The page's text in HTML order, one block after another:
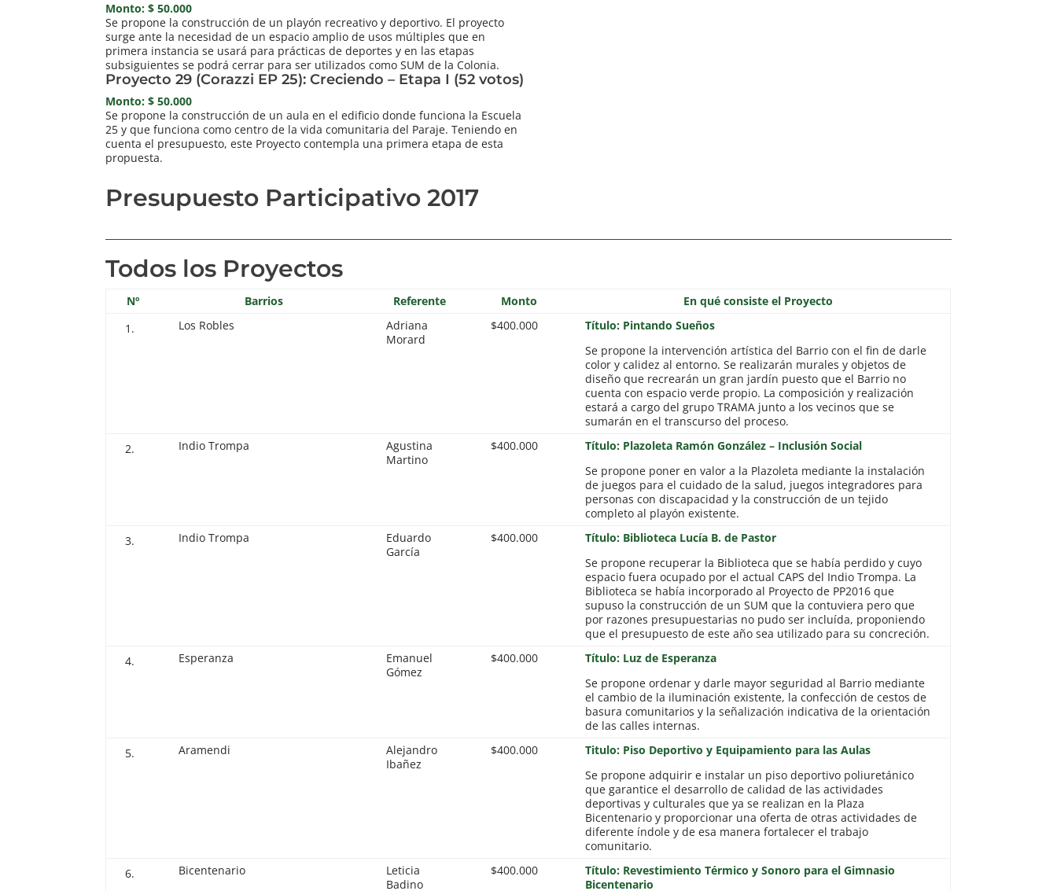
Monto: $ 50.000
Se propone la construcción de un playón recreativo y deportivo. El proyecto
surge ante la necesidad de un espacio amplio de usos múltiples que en
primera instancia se usará para prácticas de deportes y en las etapas
subsiguientes se podrá cerrar para ser utilizados como SUM de la Colonia.
Proyecto 29 (Corazzi EP 25): Creciendo – Etapa I (52 votos)
Monto: $ 50.000
Se propone la construcción de un aula en el edificio donde funciona la Escuela
25 y que funciona como centro de la vida comunitaria del Paraje. Teniendo en
cuenta el presupuesto, este Proyecto contempla una primera etapa de esta
propuesta.
Presupuesto Participativo 2017
Todos los Proyectos
Nº Barrios Referente Monto
En qué consiste el Proyecto
Los Robles
Adriana
Morard
$400.000
Título: Pintando Sueños
Se propone la intervención artística del Barrio con el fin de darle
color y calidez al entorno. Se realizarán murales y objetos de
diseño que recrearán un gran jardín puesto que el Barrio no
cuenta con espacio verde propio. La composición y realización
estará a cargo del grupo TRAMA junto a los vecinos que se
sumarán en el transcurso del proceso.
Indio Trompa
Agustina
Martino
$400.000
Título: Plazoleta Ramón González – Inclusión Social
Se propone poner en valor a la Plazoleta mediante la instalación
de juegos para el cuidado de la salud, juegos integradores para
personas con discapacidad y la construcción de un tejido
completo al playón existente.
Indio Trompa
Eduardo
García
$400.000
Título: Biblioteca Lucía B. de Pastor
Se propone recuperar la Biblioteca que se había perdido y cuyo
espacio fuera ocupado por el actual CAPS del Indio Trompa. La
Biblioteca se había incorporado al Proyecto de PP2016 que
supuso la construcción de un SUM que la contuviera pero que
por razones presupuestarias no pudo ser incluída, proponiendo
que el presupuesto de este año sea utilizado para su concreción.
Esperanza
Emanuel
Gómez
$400.000
Título: Luz de Esperanza
Se propone ordenar y darle mayor seguridad al Barrio mediante
el cambio de la iluminación existente, la confección de cestos de
basura comunitarios y la señalización indicativa de la orientación
de las calles internas.
Aramendi
Alejandro
Ibañez
$400.000
Titulo: Piso Deportivo y Equipamiento para las Aulas
Se propone adquirir e instalar un piso deportivo poliuretánico
que garantice el desarrollo de calidad de las actividades
deportivas y culturales que ya se realizan en la Plaza
Bicentenario y proporcionar una oferta de otras actividades de
diferente índole y de esa manera fortalecer el trabajo
comunitario.
Bicentenario
Leticia
Badino
$400.000
Título: Revestimiento Térmico y Sonoro para el Gimnasio
Bicentenario